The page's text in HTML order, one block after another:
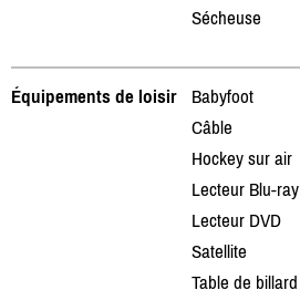
Sécheuse
Équipements de loisir
Babyfoot
Câble
Hockey sur air
Lecteur Blu-ray
Lecteur DVD
Satellite
Table de billard